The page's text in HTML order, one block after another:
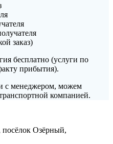
заказ)
бесплатно (услуги по
прибытия).
с менеджером, можем
компанией.
посёлок Озёрный,